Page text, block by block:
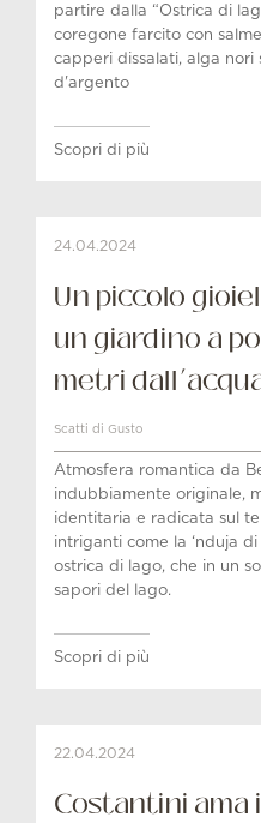
partire dalla “Ostrica di
coregone farcito con
capperi dissalati, alga nori
d'argento
Scopri di più
24.04.2024
Un piccolo
un giardino a
metri
Scatti di Gusto
Atmosfera romantica da
indubbiamente originale,
identitaria e radicata sul
intriganti come la ‘nduja
ostrica di lago, che in un
sapori del lago.
Scopri di più
22.04.2024
Costantini ama